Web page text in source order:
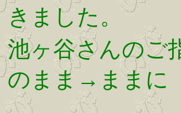
きました。
池ヶ谷さんのご
のまま→ままに